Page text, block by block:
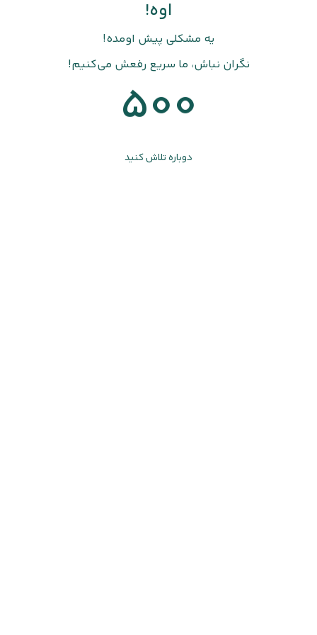
اوه!
یه مشکلی پیش اومده!
نگران نباش، ما سریع رفعش می‌کنیم!
500
دوباره تلاش کنید